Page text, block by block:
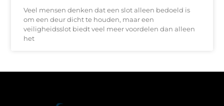
Veel mensen denken dat een slot alleen bedoeld is
om een deur dicht te houden, maar een
veiligheidsslot biedt veel meer voordelen dan alleen
het